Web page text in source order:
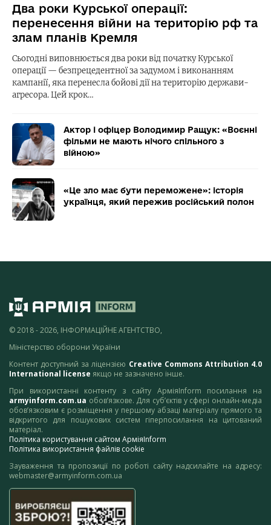
Два роки Курської операції:
перенесення війни на територію рф та
злам планів Кремля
Сьогодні виповнюється два роки від початку Курської
операції — безпрецедентної за задумом і виконанням
кампанії, яка перенесла бойові дії на територію держави-
агресора. Цей крок…
Актор і офіцер Володимир Ращук: «Воєнні
фільми не мають нічого спільного з
війною»
«Це зло має бути переможене»: історія
українця, який пережив російський полон
© 2018 - 2026, ІНФОРМАЦІЙНЕ АГЕНТСТВО,
Міністерство оборони України
Контент доступний за ліцензією Creative Commons Attribution 4.0
International license якщо не зазначено інше.
При використанні контенту з сайту АрміяInform посилання на
armyinform.com.ua обов’язкове. Для суб’єктів у сфері онлайн-медіа
обов’язковим є розміщення у першому абзаці матеріалу прямого та
відкритого для пошукових систем гіперпосилання на цитований
матеріал.
Політика користування сайтом АрміяInform
Політика використання файлів cookie
Зауваження та пропозиції по роботі сайту надсилайте на адресу:
webmaster@armyinform.com.ua